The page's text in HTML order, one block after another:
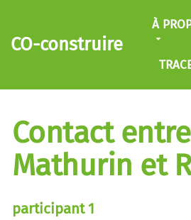
Aller au contenu principal
CO-construire
À
Contact entre
Mathurin et
participant 1